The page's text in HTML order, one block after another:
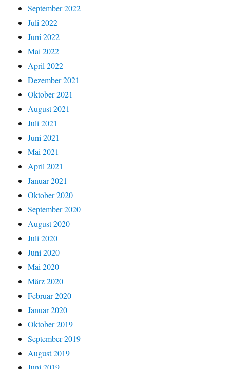
September 2022
Juli 2022
Juni 2022
Mai 2022
April 2022
Dezember 2021
Oktober 2021
August 2021
Juli 2021
Juni 2021
Mai 2021
April 2021
Januar 2021
Oktober 2020
September 2020
August 2020
Juli 2020
Juni 2020
Mai 2020
März 2020
Februar 2020
Januar 2020
Oktober 2019
September 2019
August 2019